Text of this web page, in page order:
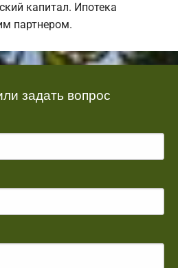
капитал. Ипотека
партнером.
задать вопрос